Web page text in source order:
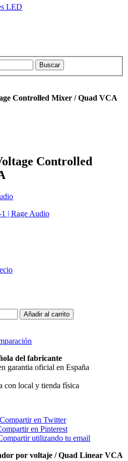
LED
Buscar
Controlled Mixer / Quad VCA
Controlled
Añadir al carrito
del fabricante
garantia oficial en España
con local y tienda física
por voltaje / Quad Linear VCA